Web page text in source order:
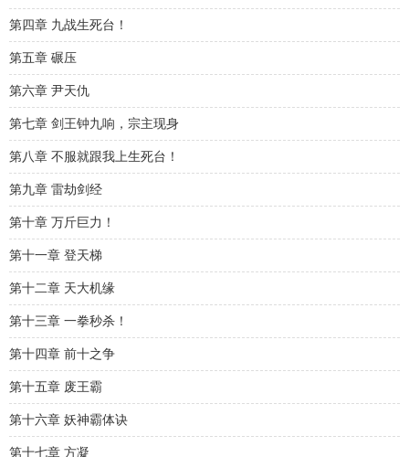
第四章 九战生死台！
第五章 碾压
第六章 尹天仇
第七章 剑王钟九响，宗主现身
第八章 不服就跟我上生死台！
第九章 雷劫剑经
第十章 万斤巨力！
第十一章 登天梯
第十二章 天大机缘
第十三章 一拳秒杀！
第十四章 前十之争
第十五章 废王霸
第十六章 妖神霸体诀
第十七章 方凝